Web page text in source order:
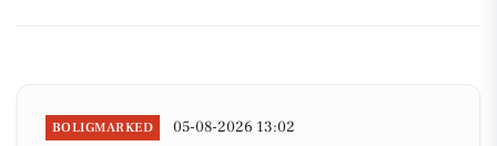
BOLIGMARKED 05-08-2026 13:02